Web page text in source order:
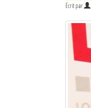
Écrit par